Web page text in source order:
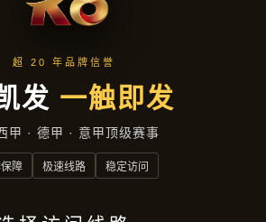
首页 产品展示